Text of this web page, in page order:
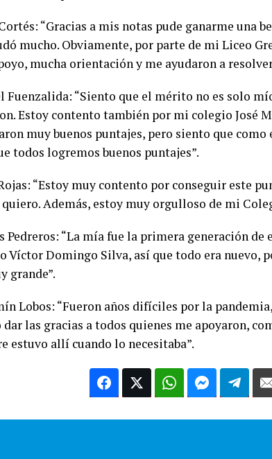
“Gracias a mis notas pude ganarme una
mucho. Obviamente, por parte de mi Liceo
mucha orientación y me ayudaron a
Fuenzalida: “Siento que el mérito no es solo
Estoy contento también por mi colegio José
muy buenos puntajes, pero siento que
todos logremos buenos puntajes”.
“Estoy muy contento por conseguir este
quiero. Además, estoy muy orgulloso de mi
Pedreros: “La mía fue la primera generación de
Víctor Domingo Silva, así que todo era nuevo,
grande”.
Lobos: “Fueron años difíciles por la
dar las gracias a todos quienes me apoyaron,
estuvo allí cuando lo necesitaba”.